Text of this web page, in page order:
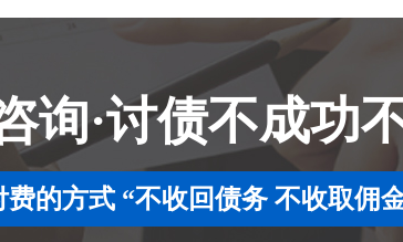
询·讨债不成功
的方式 “不收回债务 不收取佣